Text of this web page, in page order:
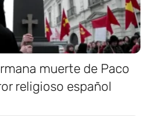
muerte de Paco
religioso español